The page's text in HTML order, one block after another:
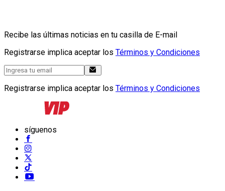
Recibe las últimas noticias en tu casilla de E-mail
Registrarse implica aceptar los Términos y Condiciones
Registrarse implica aceptar los Términos y Condiciones
síguenos